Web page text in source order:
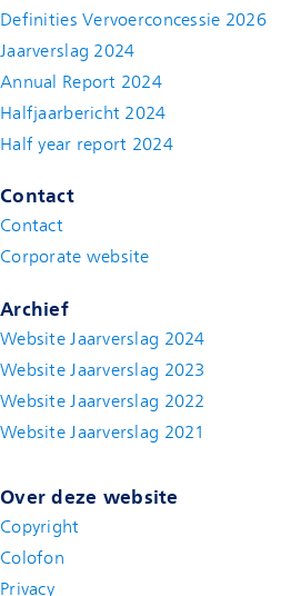
Definities Vervoerconcessie 2026
Jaarverslag 2024
Annual Report 2024
Halfjaarbericht 2024
Half year report 2024(new window)
Contact
Contact
Corporate website
Archief
Website Jaarverslag 2024
Website Jaarverslag 2023
Website Jaarverslag 2022
Website Jaarverslag 2021
Over deze website
Copyright
Colofon
Privacy